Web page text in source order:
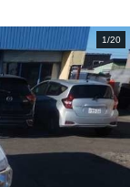
1/20